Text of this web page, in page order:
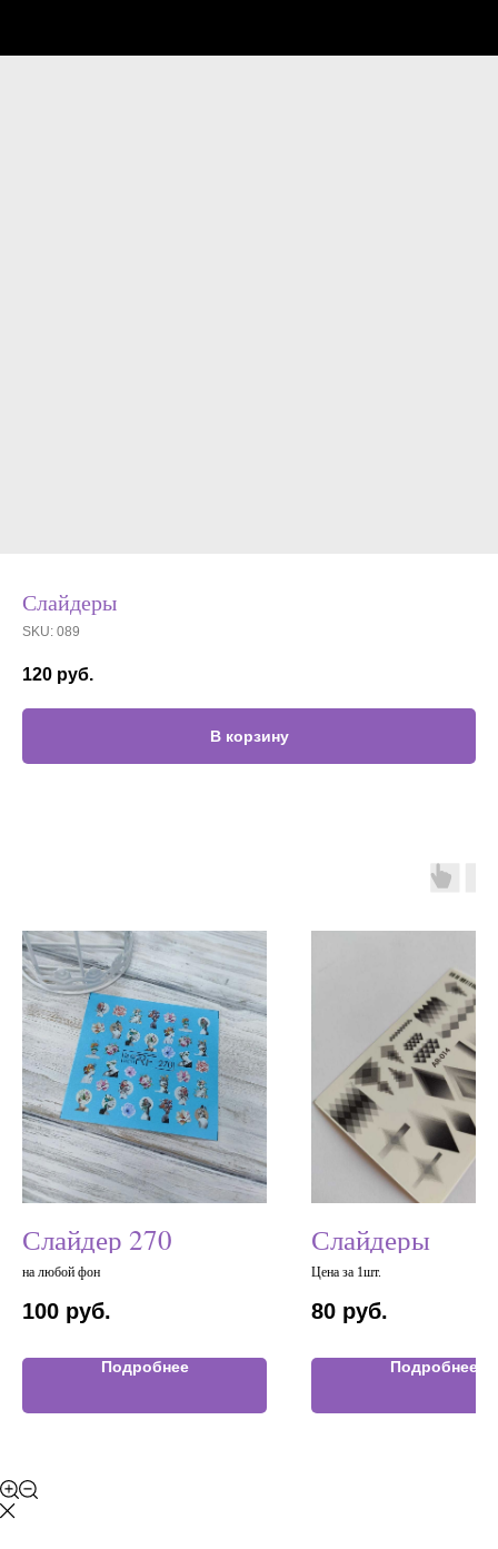
Слайдеры
SKU: 089
120 руб.
В корзину
Слайдер 270
на любой фон
100 руб.
Подробнее
Слайдеры
Цена за 1шт.
80 руб.
Подробнее